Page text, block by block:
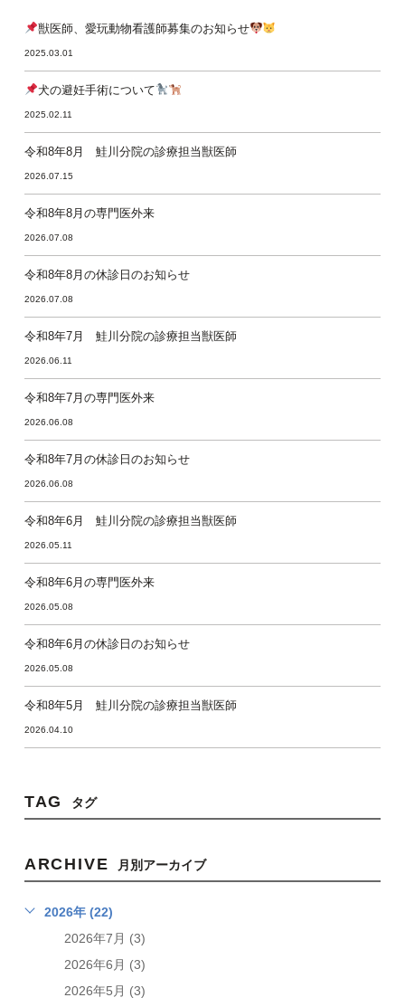
獣医師、愛玩動物看護師募集のお知らせ
2025.03.01
犬の避妊手術について
2025.02.11
令和8年8月 鮭川分院の診療担当獣医師
2026.07.15
令和8年8月の専門医外来
2026.07.08
令和8年8月の休診日のお知らせ
2026.07.08
令和8年7月 鮭川分院の診療担当獣医師
2026.06.11
令和8年7月の専門医外来
2026.06.08
令和8年7月の休診日のお知らせ
2026.06.08
令和8年6月 鮭川分院の診療担当獣医師
2026.05.11
令和8年6月の専門医外来
2026.05.08
令和8年6月の休診日のお知らせ
2026.05.08
令和8年5月 鮭川分院の診療担当獣医師
2026.04.10
TAG タグ
ARCHIVE 月別アーカイブ
2026年 (22)
2026年7月 (3)
2026年6月 (3)
2026年5月 (3)